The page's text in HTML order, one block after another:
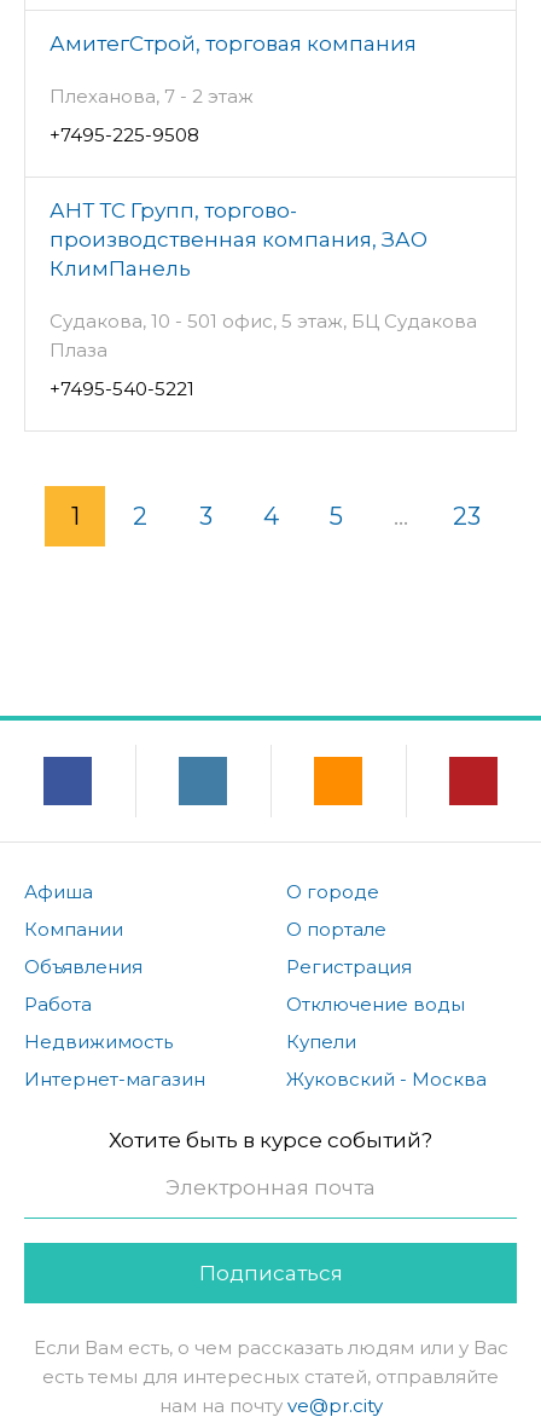
АмитегСтрой, торговая компания
Плеханова, 7 - 2 этаж
+7495-225-9508
АНТ ТС Групп, торгово-
производственная компания, ЗАО
КлимПанель
Судакова, 10 - 501 офис, 5 этаж, БЦ Судакова
Плаза
+7495-540-5221
1 2 3 4 5 ... 23
Афиша
Компании
Объявления
Работа
Недвижимость
Интернет-магазин
О городе
О портале
Регистрация
Отключение воды
Купели
Жуковский - Москва
Хотите быть в курсе событий?
Подписаться
Если Вам есть, о чем рассказать людям или у Вас
есть темы для интересных статей, отправляйте
нам на почту ve@pr.city